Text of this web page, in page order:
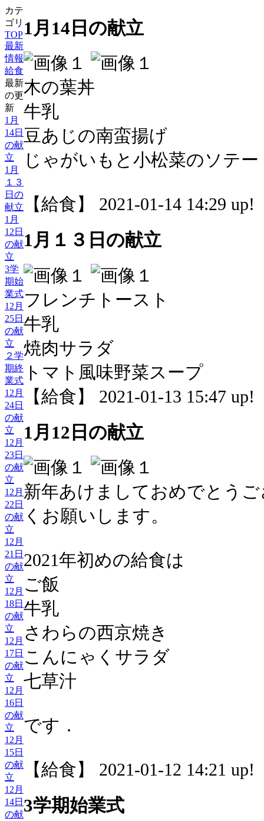
カテ
ゴリ
TOP
最新
情報
給食
最新
の更
新
1月
14日
の献
立
1月
１３
日の
献立
1月
12日
の献
立
3学
期始
業式
12月
25日
の献
立
２学
期終
業式
12月
24日
の献
立
12月
23日
の献
立
12月
22日
の献
立
12月
21日
の献
立
12月
18日
の献
立
12月
17日
の献
立
12月
16日
の献
立
12月
15日
の献
立
12月
14日
の献
1月14日の献立
木の葉丼
牛乳
豆あじの南蛮揚げ
じゃがいもと小松菜のソテー
【給食】 2021-01-14 14:29 up!
1月１３日の献立
フレンチトースト
牛乳
焼肉サラダ
トマト風味野菜スープ
【給食】 2021-01-13 15:47 up!
1月12日の献立
新年あけましておめでとう
くお願いします。
2021年初めの給食は
ご飯
牛乳
さわらの西京焼き
こんにゃくサラダ
七草汁
です．
【給食】 2021-01-12 14:21 up!
3学期始業式